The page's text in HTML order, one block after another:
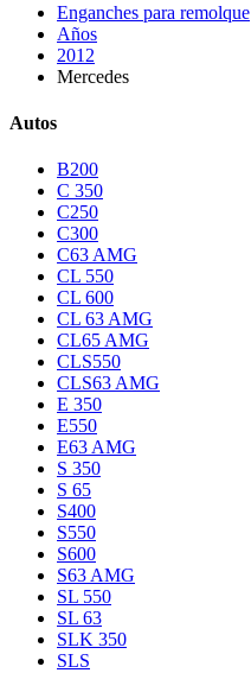
Enganches para remolque
Años
2012
Mercedes
Autos
B200
C 350
C250
C300
C63 AMG
CL 550
CL 600
CL 63 AMG
CL65 AMG
CLS550
CLS63 AMG
E 350
E550
E63 AMG
S 350
S 65
S400
S550
S600
S63 AMG
SL 550
SL 63
SLK 350
SLS